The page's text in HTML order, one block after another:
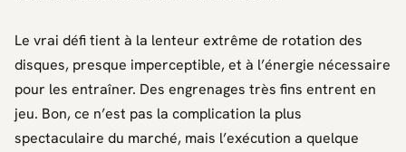
Le vrai défi tient à la lenteur extrême de rotation des
disques, presque imperceptible, et à l’énergie nécessaire
pour les entraîner. Des engrenages très fins entrent en
jeu. Bon, ce n’est pas la complication la plus
spectaculaire du marché, mais l’exécution a quelque